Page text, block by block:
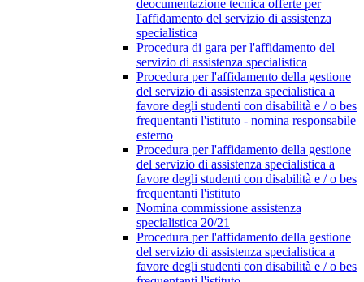
deocumentazione tecnica offerte per
l'affidamento del servizio di assistenza
specialistica
Procedura di gara per l'affidamento del
servizio di assistenza specialistica
Procedura per l'affidamento della gestione
del servizio di assistenza specialistica a
favore degli studenti con disabilità e / o bes
frequentanti l'istituto - nomina responsabile
esterno
Procedura per l'affidamento della gestione
del servizio di assistenza specialistica a
favore degli studenti con disabilità e / o bes
frequentanti l'istituto
Nomina commissione assistenza
specialistica 20/21
Procedura per l'affidamento della gestione
del servizio di assistenza specialistica a
favore degli studenti con disabilità e / o bes